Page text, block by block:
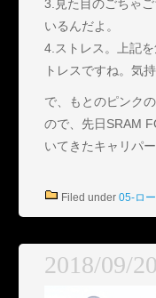
3.見た目のごちゃ
いるんだよ。
4.ストレス。上記
トレスですね。気
で、もとのピンク
ので、先日SRAM
いてきたキャリパ
Filed under 05-ロ
2018/09/20